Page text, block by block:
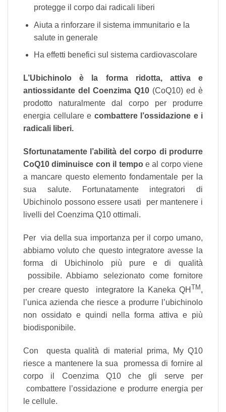
protegge il corpo dai radicali liberi
Aiuta a rinforzare il sistema immunitario e la
salute in generale
Ha effetti benefici sul sistema cardiovascolare
L’Ubichinolo è la forma ridotta, attiva e
antiossidante del Coenzima Q10 (CoQ10) ed è
prodotto naturalmente dal corpo per produrre
energia cellulare e combattere l’ossidazione e i
radicali liberi.
Sfortunatamente l’abilità del corpo di produrre
CoQ10 diminuisce con il tempoe al corpo viene
a mancare questo elemento fondamentale per la
sua salute. Fortunatamente integratori di
Ubichinolo possono essere usati per mantenere i
livelli del Coenzima Q10 ottimali.
Per via della sua importanza per il corpo umano,
abbiamo voluto che questo integratore avesse la
forma di Ubichinolo più pure e di qualità
possibile. Abbiamo selezionato come fornitore
per creare questo integratore la Kaneka QH TM,
l’unica azienda che riesce a produrre l’ubichinolo
non ossidato e quindi nella forma attiva e più
biodisponibile.
Con questa qualità di material prima, My Q10
riesce a mantenere la sua promessa di fornire al
corpo il Coenzima Q10 che gli serve per
combattere l’ossidazione e produrre energia per
le cellule.